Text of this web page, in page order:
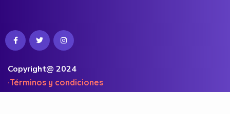
Copyright@ 2024
·Términos y condiciones